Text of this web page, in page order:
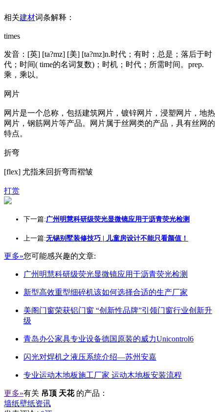
相关建材词条解释：
times
发音：[英] [ta?mz] [美] [ta?mz]n.时代；有时；总是；落后于时
代；时间( time的名词复数)；时机；时代；所需时间。prep.
乘，乘以。
网片
网片是一个总称，包括建筑网片，镀锌网片，浸塑网片，地热
网片，钢筋网片等产品。网片属于丝网类的产品，具有丝网的
特点。
折弯
[flex] 尤指来回折弯而褶皱
打赏
下一篇:广州明慧科研级荧光显微镜应用于沥青荧光检测
上一篇:无锡别墅装修技巧 | 儿童房设计不能只看颜值！
更多»您可能感兴趣的文章:
广州明慧科研级荧光显微镜应用于沥青荧光检测
新型高效重型细碎机该如何选择合适的生产厂家
美阁门窗荣获铝门窗 “创新性品牌”引领门窗行业创新升
级
青岛办公家具专业设备德国原装的威力Unicontrol6
闪光对焊机之液压系统介绍—苏州安嘉
专业运动木地板施工厂家 运动木地板安装流程
更多»有关 吊顶 天花 的产品：
墙纸壁纸资讯